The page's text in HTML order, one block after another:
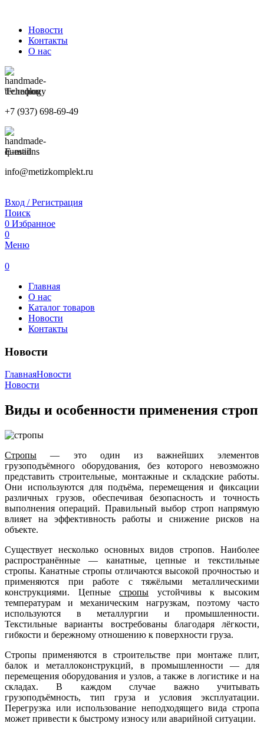
Новости
Контакты
О нас
Телефон
+7 (937) 698-69-49
E-mail
info@metizkomplekt.ru
Вход / Регистрация
Поиск
0 Избранное
0
Меню
0
Главная
О нас
Каталог товаров
Новости
Контакты
Новости
ГлавнаяНовости
Новости
Виды и особенности применения строп
Стропы — это один из важнейших элементов
грузоподъёмного оборудования, без которого невозможно
представить строительные, монтажные и складские работы.
Они используются для подъёма, перемещения и фиксации
различных грузов, обеспечивая безопасность и точность
выполнения операций. Правильный выбор строп напрямую
влияет на эффективность работы и снижение рисков на
объекте.
Существует несколько основных видов стропов. Наиболее
распространённые — канатные, цепные и текстильные
стропы. Канатные стропы отличаются высокой прочностью и
применяются при работе с тяжёлыми металлическими
конструкциями. Цепныестропы устойчивы к высоким
температурам и механическим нагрузкам, поэтому часто
используются в металлургии и промышленности.
Текстильные варианты востребованы благодаря лёгкости,
гибкости и бережному отношению к поверхности груза.
Стропы применяются в строительстве при монтаже плит,
балок и металлоконструкций, в промышленности — для
перемещения оборудования и узлов, а также в логистике и на
складах. В каждом случае важно учитывать
грузоподъёмность, тип груза и условия эксплуатации.
Перегрузка или использование неподходящего вида стропа
может привести к быстрому износу или аварийной ситуации.